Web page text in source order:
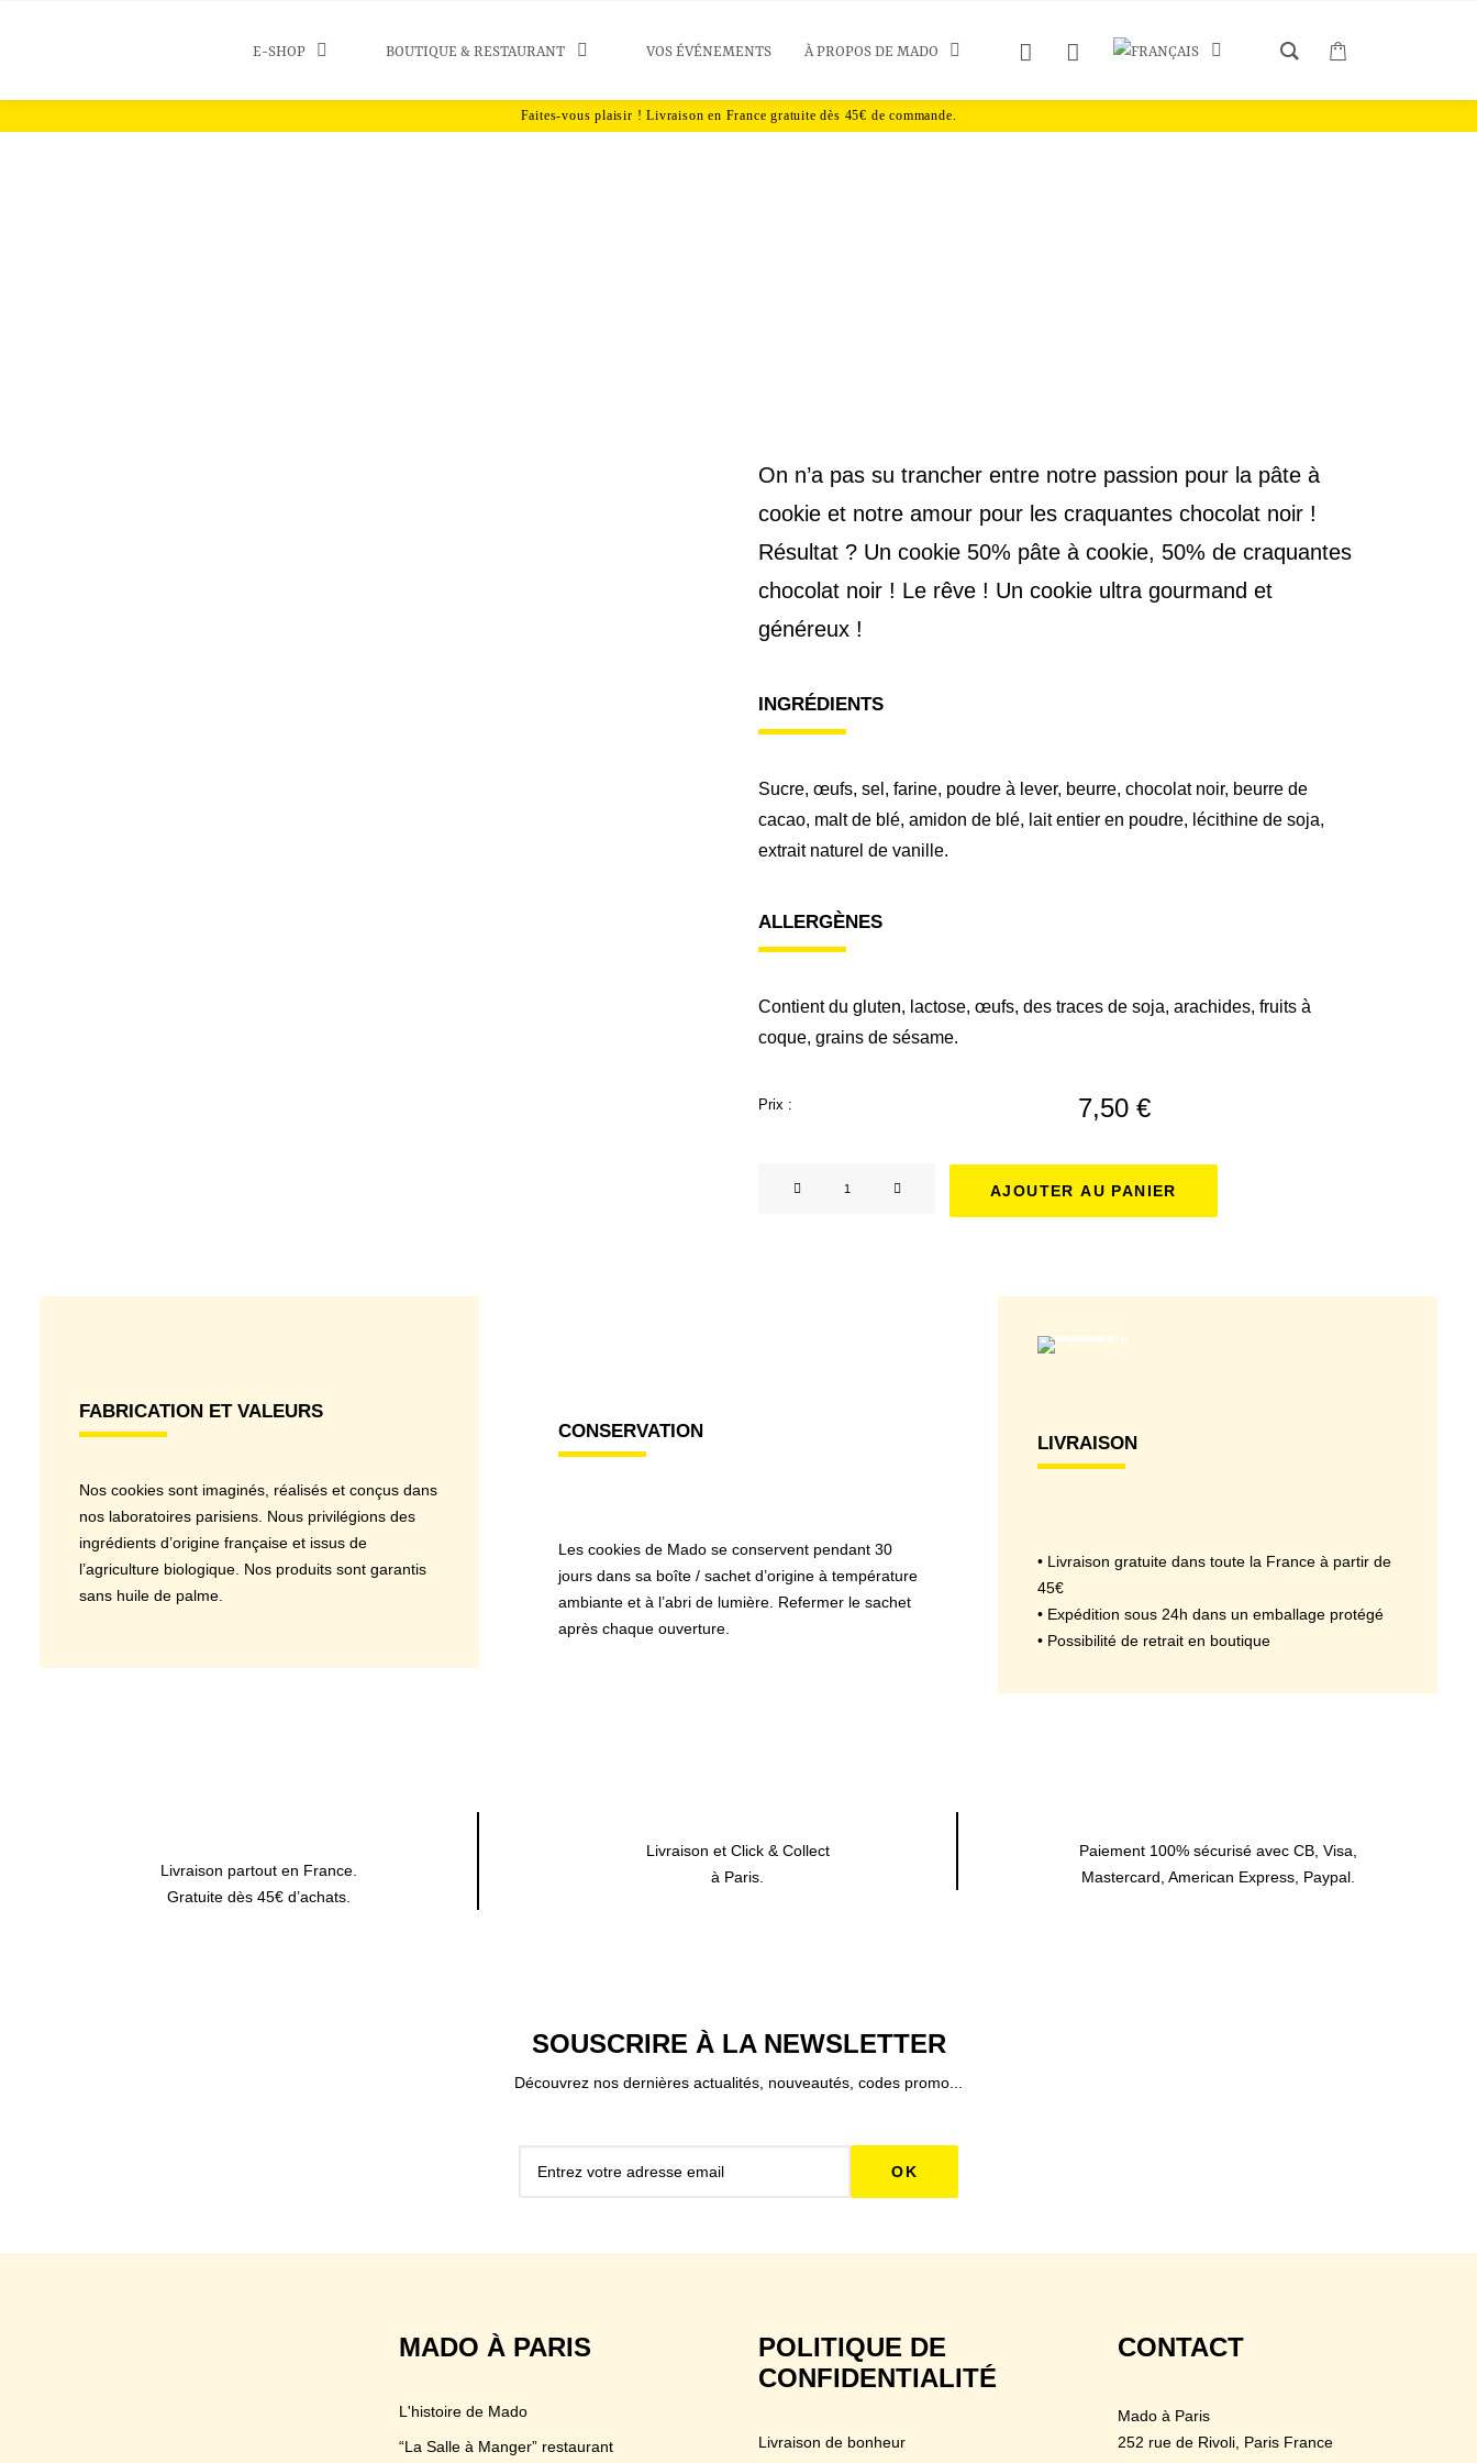
E-SHOP BOUTIQUE & RESTAURANT VOS ÉVÉNEMENTS À PROPOS DE MADO
On n’a pas su trancher entre notre passion pour la pâte à
cookie et notre amour pour les craquantes chocolat noir !
Résultat ? Un cookie 50% pâte à cookie, 50% de craquantes
chocolat noir ! Le rêve ! Un cookie ultra gourmand et
généreux !
INGRÉDIENTS
Sucre, œufs, sel, farine, poudre à lever, beurre, chocolat noir, beurre de
cacao, malt de blé, amidon de blé, lait entier en poudre, lécithine de soja,
extrait naturel de vanille.
ALLERGÈNES
Contient du gluten, lactose, œufs, des traces de soja, arachides, fruits à
coque, grains de sésame.
Prix : 7,50 €
AJOUTER AU PANIER
FABRICATION ET VALEURS
Nos cookies sont imaginés, réalisés et conçus dans
nos laboratoires parisiens. Nous privilégions des
ingrédients d’origine française et issus de
l’agriculture biologique. Nos produits sont garantis
sans huile de palme.
CONSERVATION
Les cookies de Mado se conservent pendant 30
jours dans sa boîte / sachet d’origine à température
ambiante et à l’abri de lumière. Refermer le sachet
après chaque ouverture.
LIVRAISON
• Livraison gratuite dans toute la France à partir de
45€
• Expédition sous 24h dans un emballage protégé
• Possibilité de retrait en boutique
Livraison partout en France.
Gratuite dès 45€ d’achats.
Livraison et Click & Collect
à Paris.
Paiement 100% sécurisé avec CB, Visa,
Mastercard, American Express, Paypal.
SOUSCRIRE À LA NEWSLETTER
Découvrez nos dernières actualités, nouveautés, codes promo...
MADO À PARIS
L'histoire de Mado
“La Salle à Manger” restaurant
POLITIQUE DE
CONFIDENTIALITÉ
Livraison de bonheur
CONTACT
Mado à Paris
252 rue de Rivoli , Paris France